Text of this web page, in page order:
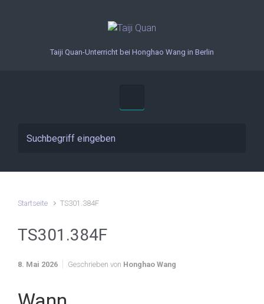
Taiji Quan-Unterricht bei Honghao Wang in Berlin
Startseite TS301.384F
TS301.384F
8. Mai 2026 Geschrieben von Honghao Wang